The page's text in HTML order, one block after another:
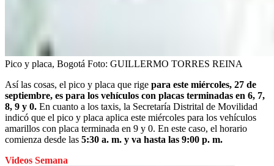
Pico y placa, Bogotá Foto: GUILLERMO TORRES REINA
Así las cosas, el pico y placa que rige para este miércoles, 27 de
septiembre, es para los vehículos con placas terminadas en 6, 7,
8, 9 y 0. En cuanto a los taxis, la Secretaría Distrital de Movilidad
indicó que el pico y placa aplica este miércoles para los vehículos
amarillos con placa terminada en 9 y 0. En este caso, el horario
comienza desde las 5:30 a. m. y va hasta las 9:00 p. m.
Videos Semana